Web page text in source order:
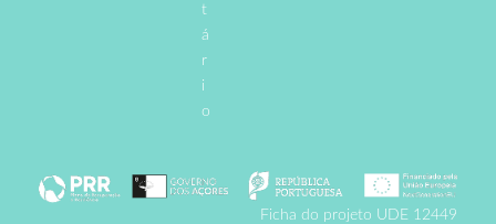
t
á
r
i
o
Ficha do projeto UDE 12449